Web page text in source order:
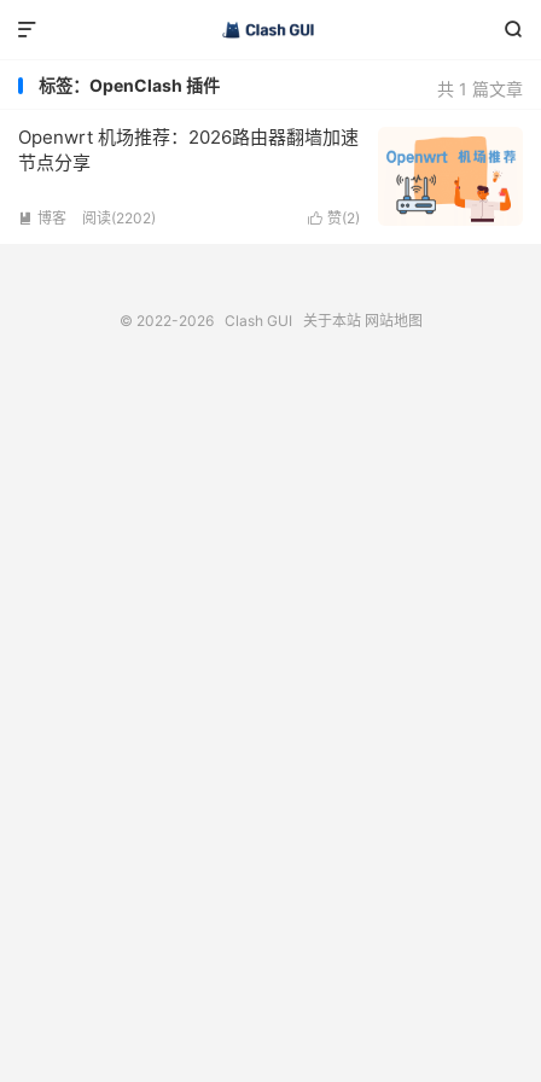


共 1 篇文章
标签：OpenClash 插件
Openwrt 机场推荐：2026路由器翻墙加速
节点分享
 赞(2)
 博客 阅读(2202)
© 2022-2026 Clash GUI 关于本站 网站地图